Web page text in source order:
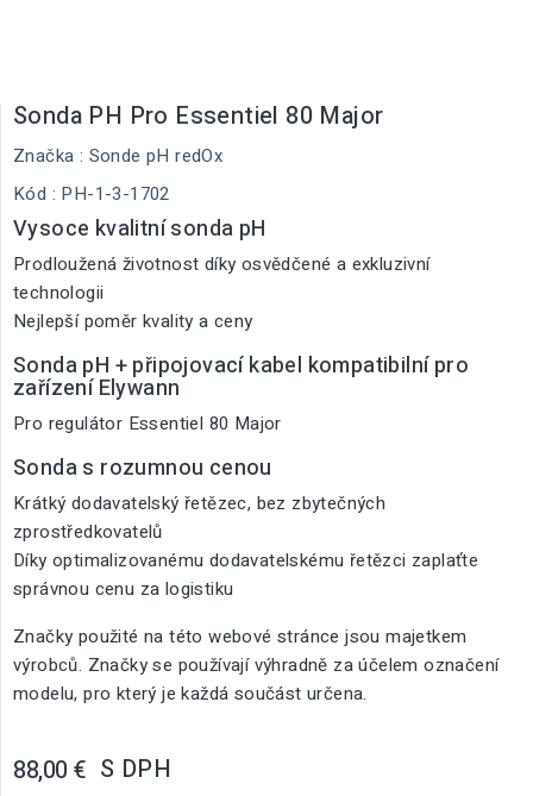
Sonda PH Pro Essentiel 80 Major
Značka : Sonde pH redOx
Kód : PH-1-3-1702
Vysoce kvalitní sonda pH
Prodloužená životnost díky osvědčené a exkluzivní
technologii
Nejlepší poměr kvality a ceny
Sonda pH + připojovací kabel kompatibilní pro
zařízení Elywann
Pro regulátor Essentiel 80 Major
Sonda s rozumnou cenou
Krátký dodavatelský řetězec, bez zbytečných
zprostředkovatelů
Díky optimalizovanému dodavatelskému řetězci zaplaťte
správnou cenu za logistiku
Značky použité na této webové stránce jsou majetkem
výrobců. Značky se používají výhradně za účelem označení
modelu, pro který je každá součást určena.
88,00 € S DPH